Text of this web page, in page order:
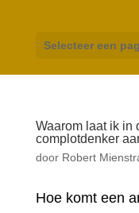
Selecteer een
Waarom laat ik in
complotdenker
door Robert
Hoe komt een